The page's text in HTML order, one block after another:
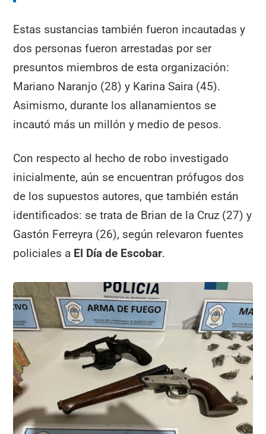
Estas sustancias también fueron incautadas y
dos personas fueron arrestadas por ser
presuntos miembros de esta organización:
Mariano Naranjo (28) y Karina Saira (45).
Asimismo, durante los allanamientos se
incautó más un millón y medio de pesos.
Con respecto al hecho de robo investigado
inicialmente, aún se encuentran prófugos dos
de los supuestos autores, que también están
identificados: se trata de Brian de la Cruz (27) y
Gastón Ferreyra (26), según relevaron fuentes
policiales a El Día de Escobar.